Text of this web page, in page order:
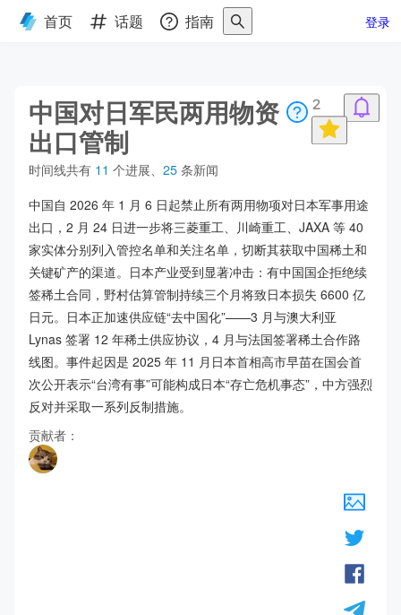
首页 话题 指南 登录
2
中国对日军民两用物资
出口管制
时间线共有 11 个进展 25条新闻
中国自 2026 年 1 月 6 日起禁止所有两用物项对日本军事用途
出口，2 月 24 日进一步将三菱重工、川崎重工、JAXA 等 40
家实体分别列入管控名单和关注名单，切断其获取中国稀土和
关键矿产的渠道。日本产业受到显著冲击：有中国国企拒绝续
签稀土合同，野村估算管制持续三个月将致日本损失 6600 亿
日元。日本正加速供应链“去中国化”——3 月与澳大利亚
Lynas 签署 12 年稀土供应协议，4 月与法国签署稀土合作路
线图。事件起因是 2025 年 11 月日本首相高市早苗在国会首
次公开表示“台湾有事”可能构成日本“存亡危机事态”，中方强烈
反对并采取一系列反制措施。
贡献者：